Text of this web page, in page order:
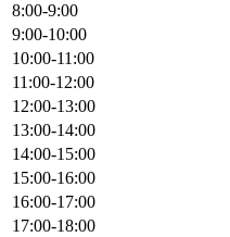
8:00-9:00
9:00-10:00
10:00-11:00
11:00-12:00
12:00-13:00
13:00-14:00
14:00-15:00
15:00-16:00
16:00-17:00
17:00-18:00